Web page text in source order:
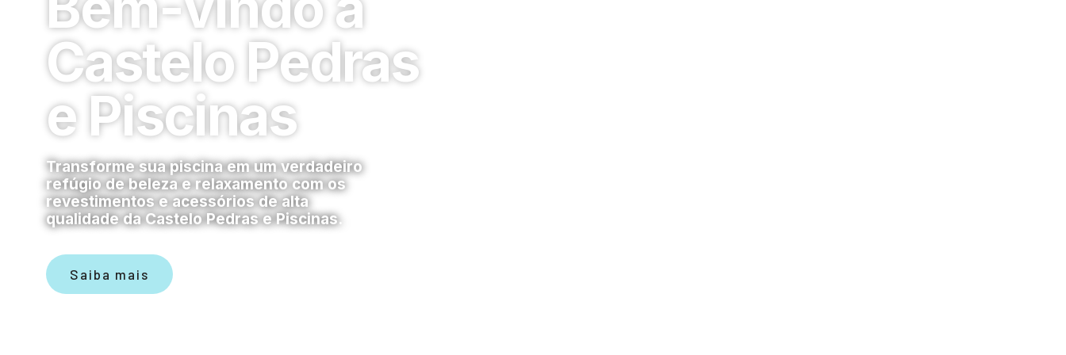
Castelo Pedras
e Piscinas
Transforme sua piscina em um verdadeiro
refúgio de beleza e relaxamento com os
revestimentos e acessórios de alta
qualidade da Castelo Pedras e Piscinas.
Saiba mais